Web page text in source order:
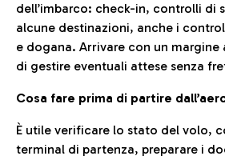
dell’imbarco: check-in, controlli di
alcune destinazioni, anche i
e dogana. Arrivare con un
di gestire eventuali attese senza
Cosa fare prima di partire
È utile verificare lo stato del volo,
terminal di partenza, preparare i